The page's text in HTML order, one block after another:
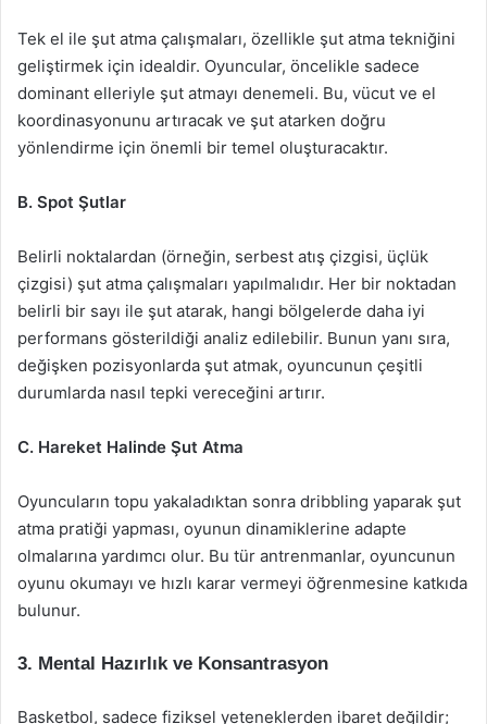
Tek el ile şut atma çalışmaları, özellikle şut atma tekniğini
geliştirmek için idealdir. Oyuncular, öncelikle sadece
dominant elleriyle şut atmayı denemeli. Bu, vücut ve el
koordinasyonunu artıracak ve şut atarken doğru
yönlendirme için önemli bir temel oluşturacaktır.
B. Spot Şutlar
Belirli noktalardan (örneğin, serbest atış çizgisi, üçlük
çizgisi) şut atma çalışmaları yapılmalıdır. Her bir noktadan
belirli bir sayı ile şut atarak, hangi bölgelerde daha iyi
performans gösterildiği analiz edilebilir. Bunun yanı sıra,
değişken pozisyonlarda şut atmak, oyuncunun çeşitli
durumlarda nasıl tepki vereceğini artırır.
C. Hareket Halinde Şut Atma
Oyuncuların topu yakaladıktan sonra dribbling yaparak şut
atma pratiği yapması, oyunun dinamiklerine adapte
olmalarına yardımcı olur. Bu tür antrenmanlar, oyuncunun
oyunu okumayı ve hızlı karar vermeyi öğrenmesine katkıda
bulunur.
3. Mental Hazırlık ve Konsantrasyon
Basketbol, sadece fiziksel yeteneklerden ibaret değildir;